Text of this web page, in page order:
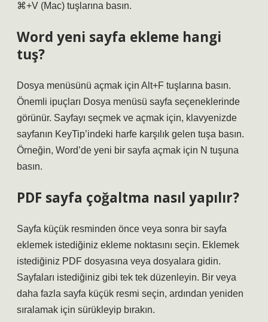
⌘+V (Mac) tuşlarına basın.
Word yeni sayfa ekleme hangi
tuş?
Dosya menüsünü açmak için Alt+F tuşlarına basın.
Önemli ipuçları Dosya menüsü sayfa seçeneklerinde
görünür. Sayfayı seçmek ve açmak için, klavyenizde
sayfanın KeyTip’indeki harfe karşılık gelen tuşa basın.
Örneğin, Word’de yeni bir sayfa açmak için N tuşuna
basın.
PDF sayfa çoğaltma nasıl yapılır?
Sayfa küçük resminden önce veya sonra bir sayfa
eklemek istediğiniz ekleme noktasını seçin. Eklemek
istediğiniz PDF dosyasına veya dosyalara gidin.
Sayfaları istediğiniz gibi tek tek düzenleyin. Bir veya
daha fazla sayfa küçük resmi seçin, ardından yeniden
sıralamak için sürükleyip bırakın.